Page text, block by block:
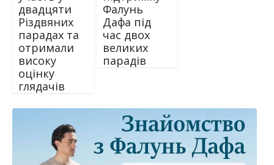
двадцяти
Різдвяних
парадах та
отримали
високу
оцінку
глядачів
Фалунь
Дафа під
час двох
великих
парадів